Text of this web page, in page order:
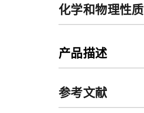
化学和物理性质
产品描述
参考文献